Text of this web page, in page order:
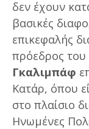
δεν έχουν
βασικές
επικεφαλής
πρόεδρος του
Γκαλιμπάφ
Κατάρ, όπου
στο πλαίσιο
Ηνωμένες